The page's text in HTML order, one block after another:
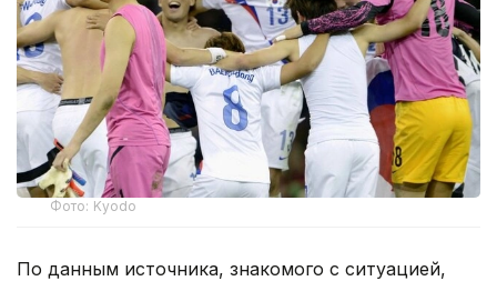
Фото: Kyodo
По данным источника, знакомого с ситуацией,